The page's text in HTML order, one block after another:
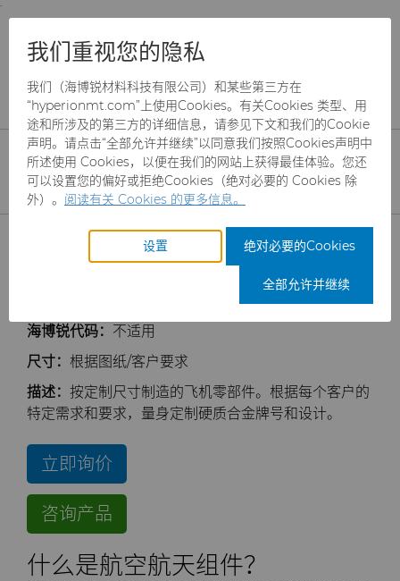
;
and information are based on this region.
Close Change region
CBN颗粒
CBN微粉
合成金刚石颗粒
金刚石微粉
超优级金刚石微粉
制罐模具
冲杯模具解决方案
拉伸模具解决方案
缩颈模具解决方案
Extrusion Tooling Solutions
硬质合金棒料
高性能硬质合金棒料
专用硬质合金棒料
通用硬质合金棒料
硬质合金轧辊
硬质合金辊环
硬质合金轧辊
Custom Cutting Tools
PCD & PCBN Tooling
研磨膏和研磨液
金刚石研磨膏
流体处理
航空航天
汽车
电子
能源与自然资源
环境与过程
食品与饮料
服务
刀具制造商解决方案
工程解决方案
服务车间
硬质合金回收
增材制造
资源
资料库
材料
PCD & PCBN牌号选型工具
证书和数据表
公司
关于我们
职业机会
活动
联系我们
联系我们
销售办事处
航空航天解决方案
航空航天 部件
海博锐代码： 不适用
尺寸： 根据图纸/客户要求
描述： 按定制尺寸制造的飞机零部件。根据每个客户的
特定需求和要求，量身定制硬质合金牌号和设计。
立即询价
咨询产品
什么是航空航天组件？
我们重视您的隐私
我们（海博锐材料科技有限公司）和某些第三方在
“hyperionmt.com”上使用Cookies。有关Cookies 类型、用
途和所涉及的第三方的详细信息，请参见下文和我们的Cookie
声明。请点击“全部允许并继续”以同意我们按照Cookies声明中
所述使用 Cookies，以便在我们的网站上获得最佳体验。您还
可以设置您的偏好或拒绝Cookies（绝对必要的 Cookies 除
外）。 阅读有关 Cookies 的更多信息。
设置 绝对必要的Cookies
全部允许并继续